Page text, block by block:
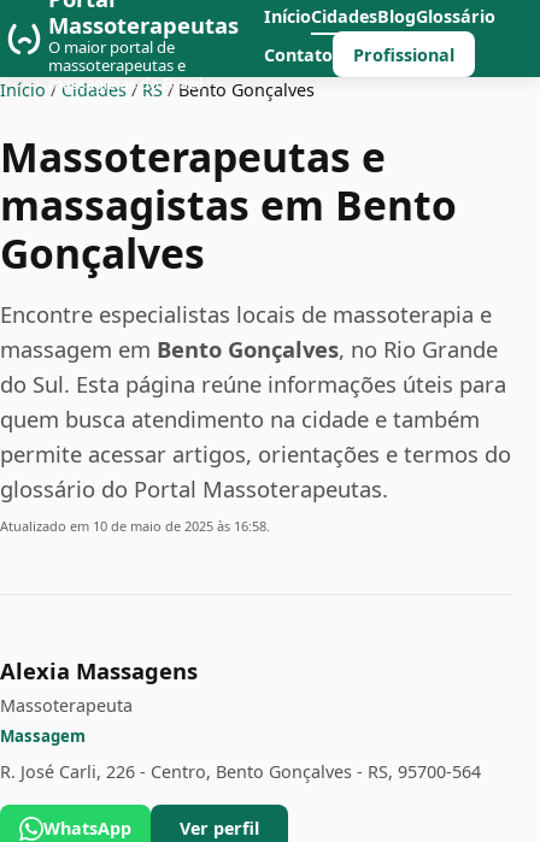
Massoterapeutas
O maior portal de
massoterapeutas e
massagistas do Brasil
InícioCidadesBlogGlossário
Contato
Profissional
Início / Cidades / RS / Bento Gonçalves
Massoterapeutas e
massagistas em Bento
Gonçalves
Encontre especialistas locais de massoterapia e
massagem em Bento Gonçalves, no Rio Grande
do Sul. Esta página reúne informações úteis para
quem busca atendimento na cidade e também
permite acessar artigos, orientações e termos do
glossário do Portal Massoterapeutas.
Atualizado em 10 de maio de 2025 às 16:58.
Alexia Massagens
Massoterapeuta
Massagem
R. José Carli, 226 - Centro, Bento Gonçalves - RS, 95700-564
WhatsApp Ver perfil